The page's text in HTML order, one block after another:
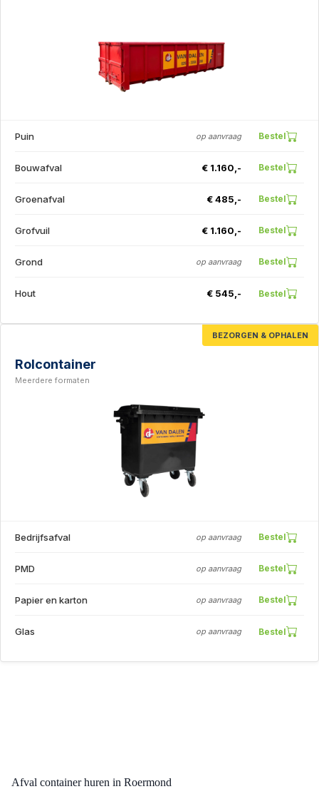
Puin op aanvraag Bestel
Bouwafval € 1.160,- Bestel
Groenafval € 485,- Bestel
Grofvuil € 1.160,- Bestel
Grond op aanvraag Bestel
Hout € 545,- Bestel
BEZORGEN & OPHALEN
Rolcontainer
Meerdere formaten
Bedrijfsafval op aanvraag Bestel
PMD op aanvraag Bestel
Papier en karton op aanvraag Bestel
Glas op aanvraag Bestel
Afval container huren in Roermond